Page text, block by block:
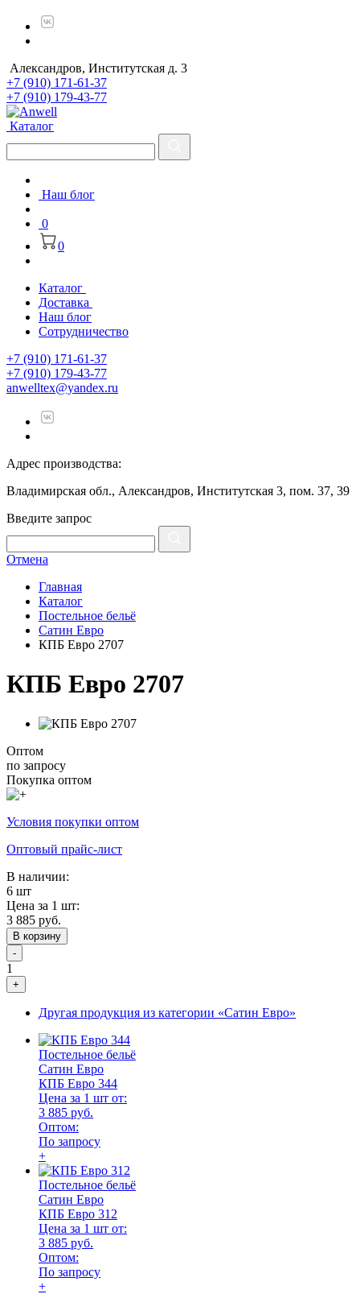
Александров, Институтская д. 3
+7 (910) 171-61-37
+7 (910) 179-43-77
Каталог
Наш блог
0
0
Каталог
Доставка
Наш блог
Сотрудничество
+7 (910) 171-61-37
+7 (910) 179-43-77
anwelltex@yandex.ru
Адрес производства:
Владимирская обл., Александров, Институтская 3, пом. 37, 39
Введите запрос
Отмена
Главная
Каталог
Постельное бельё
Сатин Евро
КПБ Евро 2707
КПБ Евро 2707
Оптом
по запросу
Покупка оптом
Условия покупки оптом
Оптовый прайс-лист
В наличии:
6 шт
Цена за 1 шт:
3 885 руб.
В корзину
-
1
+
Другая продукция из категории «Сатин Евро»
Постельное бельё
Сатин Евро
КПБ Евро 344
Цена за 1 шт от:
3 885 руб.
Оптом:
По запросу
+
Постельное бельё
Сатин Евро
КПБ Евро 312
Цена за 1 шт от:
3 885 руб.
Оптом:
По запросу
+